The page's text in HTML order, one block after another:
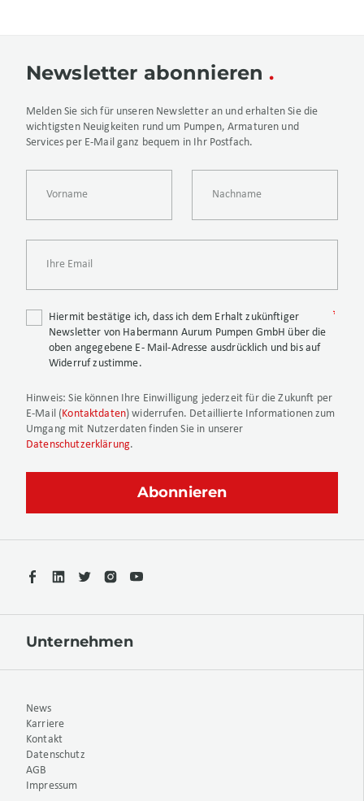
Newsletter abonnieren
Melden Sie sich für unseren Newsletter an und erhalten Sie die
wichtigsten Neuigkeiten rund um Pumpen, Armaturen und
Services per E-Mail ganz bequem in Ihr Postfach.
Hiermit bestätige ich, dass ich dem Erhalt zukünftiger
Newsletter von Habermann Aurum Pumpen GmbH über die
oben angegebene E- Mail-Adresse ausdrücklich und bis auf
Widerruf zustimme.
Hinweis: Sie können Ihre Einwilligung jederzeit für die Zukunft per
E-Mail (Kontaktdaten) widerrufen. Detaillierte Informationen zum
Umgang mit Nutzerdaten finden Sie in unserer
Datenschutzerklärung.
Unternehmen
News
Karriere
Kontakt
Datenschutz
AGB
Impressum